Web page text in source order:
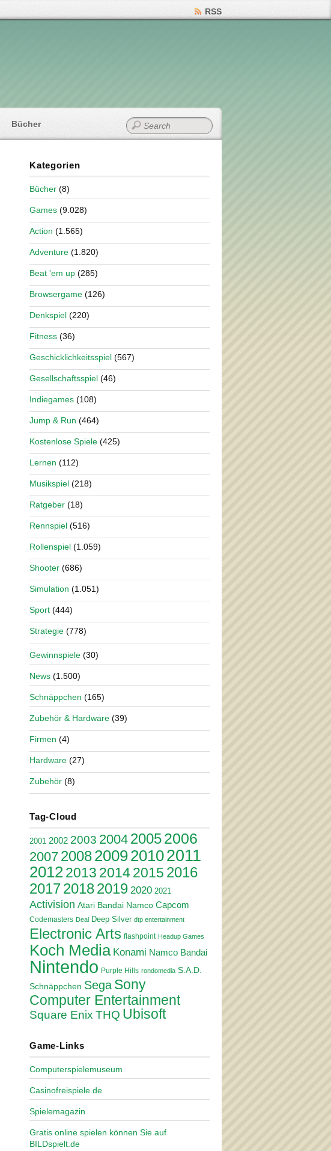
RSS
Bücher
Kategorien
Bücher (8)
Games (9.028)
Action (1.565)
Adventure (1.820)
Beat 'em up (285)
Browsergame (126)
Denkspiel (220)
Fitness (36)
Geschicklichkeitsspiel (567)
Gesellschaftsspiel (46)
Indiegames (108)
Jump & Run (464)
Kostenlose Spiele (425)
Lernen (112)
Musikspiel (218)
Ratgeber (18)
Rennspiel (516)
Rollenspiel (1.059)
Shooter (686)
Simulation (1.051)
Sport (444)
Strategie (778)
Gewinnspiele (30)
News (1.500)
Schnäppchen (165)
Zubehör & Hardware (39)
Firmen (4)
Hardware (27)
Zubehör (8)
Tag-Cloud
2001 2002 2003 2004 20052006
2007 2008200920102011
20122013 20142015 2016
201720182019 2020 2021
Activision Atari Bandai Namco Capcom
Codemasters Deal Deep Silver dtp entertainment
Electronic Arts flashpoint Headup Games
Koch Media Konami Namco Bandai
Nintendo Purple Hills rondomedia S.A.D.
Schnäppchen Sega Sony
Computer Entertainment
Square Enix THQ Ubisoft
Game-Links
Computerspielemuseum
Casinofreispiele.de
Spielemagazin
Gratis online spielen können Sie auf
BILDspielt.de